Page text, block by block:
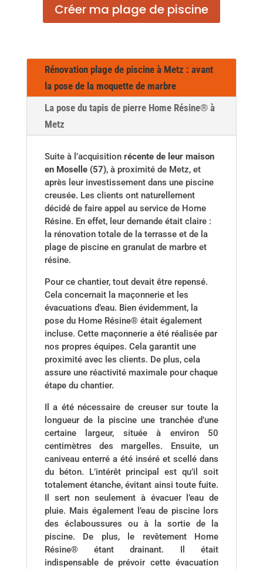
Créer ma plage de piscine
Rénovation plage de piscine à Metz : avant
la pose de la moquette de marbre
La pose du tapis de pierre Home Résine® à
Metz
Suite à l’acquisition récente de leur maison
en Moselle (57), à proximité de Metz, et
après leur investissement dans une piscine
creusée. Les clients ont naturellement
décidé de faire appel au service de Home
Résine. En effet, leur demande était claire :
la rénovation totale de la terrasse et de la
plage de piscine en granulat de marbre et
résine.
Pour ce chantier, tout devait être repensé.
Cela concernait la maçonnerie et les
évacuations d’eau. Bien évidemment, la
pose du Home Résine® était également
incluse. Cette maçonnerie a été réalisée par
nos propres équipes. Cela garantit une
proximité avec les clients. De plus, cela
assure une réactivité maximale pour chaque
étape du chantier.
Il a été nécessaire de creuser sur toute la
longueur de la piscine une tranchée d’une
certaine largeur, située à environ 50
centimètres des margelles. Ensuite, un
caniveau enterré a été inséré et scellé dans
du béton. L’intérêt principal est qu’il soit
totalement étanche, évitant ainsi toute fuite.
Il sert non seulement à évacuer l’eau de
pluie. Mais également l’eau de piscine lors
des éclaboussures ou à la sortie de la
piscine. De plus, le revêtement Home
Résine® étant drainant. Il était
indispensable de prévoir cette évacuation